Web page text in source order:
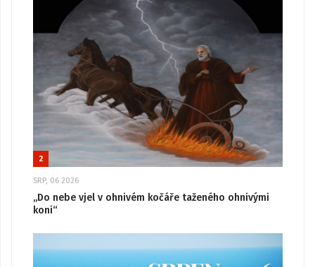
2
SRP, 06 2026
„Do nebe vjel v ohnivém kočáře taženého ohnivými
koni“